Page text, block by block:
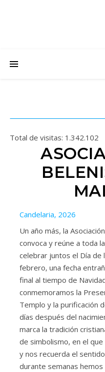
Total de visitas: 1.342.102
Candelaria, 2026
Un año más, la
convoca y reúne a toda
celebrar juntos el Día de
febrero, una fecha
final al tiempo de
conmemoramos la
Templo y la purificación
días después del
marca la tradición
de simbolismo, en el
y nos recuerda el
durante semanas